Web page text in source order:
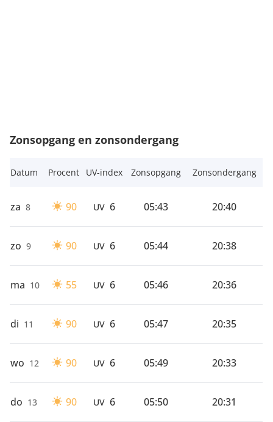
Zonsopgang en zonsondergang
Datum Procent UV-index Zonsopgang Zonsondergang
za 8 90 UV 6 05:43 20:40
zo 9 90 UV 6 05:44 20:38
ma 10 55 UV 6 05:46 20:36
di 11 90 UV 6 05:47 20:35
wo 12 90 UV 6 05:49 20:33
do 13 90 UV 6 05:50 20:31